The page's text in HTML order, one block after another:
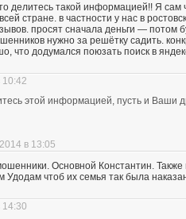
делитесь такой информацией!! Я
стране. в частности у нас в
просят сначала деньги — потом
нужно за решётку садить.
что додумался поюзать поиск в
10:42
этой информацией, пусть и Ваши
в 13:05
Основной Константин.
чтоб их семья так была
14:30